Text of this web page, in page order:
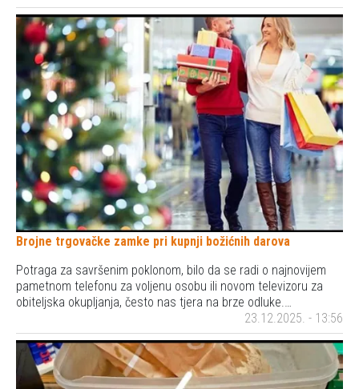
Brojne trgovačke zamke pri kupnji božićnih darova
Potraga za savršenim poklonom, bilo da se radi o najnovijem
pametnom telefonu za voljenu osobu ili novom televizoru za
obiteljska okupljanja, često nas tjera na brze odluke.…
23.12.2025. - 13:56